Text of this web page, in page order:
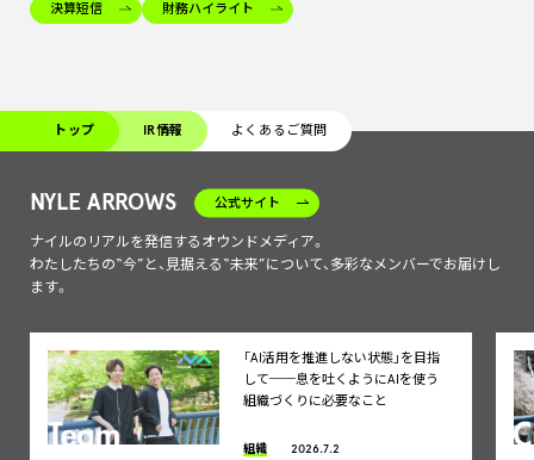
決算短信 財務ハイライト
トップ IR情報 よくあるご質問
NYLE ARROWS 公式サイト
ナイルのリアルを発信するオウンドメディア。
わたしたちの“今”と、見据える“未来”について、多彩なメンバーでお届けし
ます。
「AI活用を推進しない状態」を目指
して──息を吐くようにAIを使う
組織づくりに必要なこと
組織 2026.7.2